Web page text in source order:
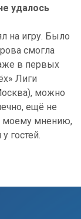
удалось
на игру. Было
смогла
в первых
Лиги
можно
ещё не
моему мнению,
гостей.